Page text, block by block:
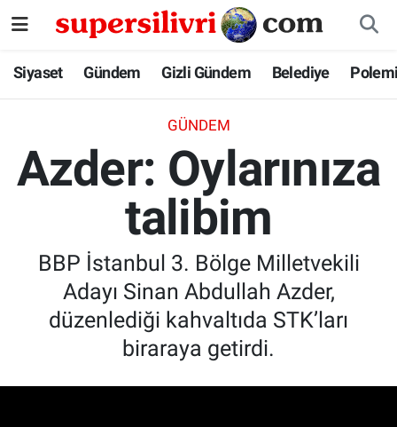
Siyaset Gündem Gizli Gündem Belediye
GÜNDEM
Azder: Oylarınıza
talibim
BBP İstanbul 3. Bölge Milletvekili
Adayı Sinan Abdullah Azder,
düzenlediği kahvaltıda STK’ları
biraraya getirdi.
Siyaset
Gizli Gündem
Polemik
İstanbul Nöbetçi Eczaneler
İstanbul Hava Durumu
İstanbul Namaz Vakitleri
İstanbul Trafik Yoğunluk Haritası
Süper Lig Puan Durumu ve Fikstür
Tüm Manşetler
Son Dakika Haberleri
Haber Arşivi